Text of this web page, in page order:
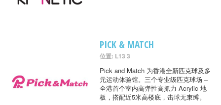
PICK & MATCH
位置: L13 3
Pick and Match 为香港全新匹克球及多
元运动体验馆。三个专业级匹克球场 –
全港首个室内高弹性高抓力 Acrylic 地
板，搭配近5米高楼底，击球无束缚。